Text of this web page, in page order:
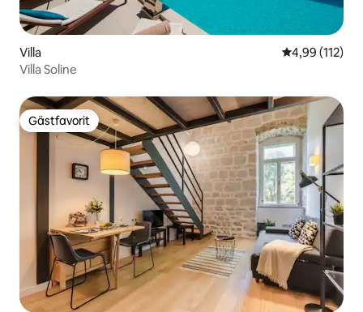
Villa 4,99 av 5 i
4,99 (112)
Villa Soline
Gästfavorit
Gästfavorit